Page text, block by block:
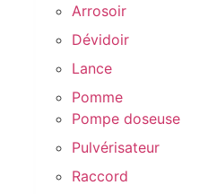
Arrosoir
Dévidoir
Lance
Pomme
Pompe doseuse
Pulvérisateur
Raccord